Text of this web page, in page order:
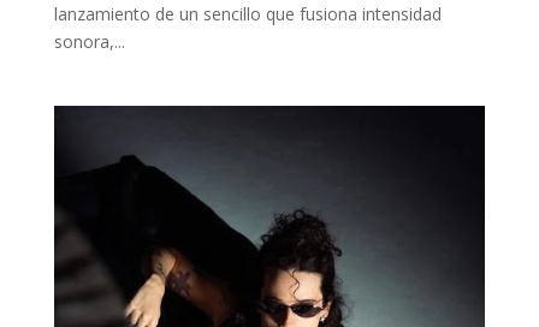
lanzamiento de un sencillo que fusiona intensidad
sonora,...